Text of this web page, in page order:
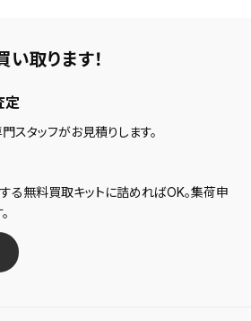
い取ります！
定
スタッフがお見積りします。
る無料買取キットに詰めればOK。集荷申